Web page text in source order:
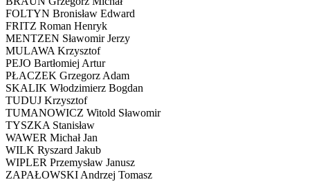
FOLTYN Bronisław Edward
FRITZ Roman Henryk
MENTZEN Sławomir Jerzy
MULAWA Krzysztof
PEJO Bartłomiej Artur
PŁACZEK Grzegorz Adam
SKALIK Włodzimierz Bogdan
TUDUJ Krzysztof
TUMANOWICZ Witold Sławomir
TYSZKA Stanisław
WAWER Michał Jan
WILK Ryszard Jakub
WIPLER Przemysław Janusz
ZAPAŁOWSKI Andrzej Tomasz